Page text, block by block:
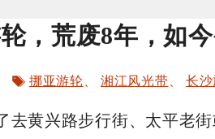
，荒废8年，如
标
挪亚游轮 、湘江风光带 长
去黄兴路步行街、太平老